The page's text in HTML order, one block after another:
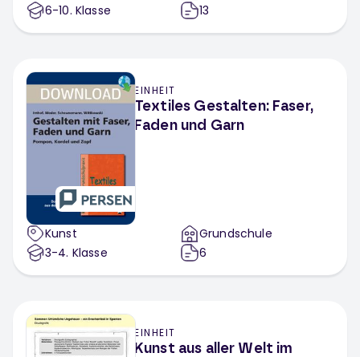
6-10. Klasse
13
EINHEIT
Textiles Gestalten: Faser,
Faden und Garn
Kunst
3-4. Klasse
Grundschule
6
EINHEIT
Kunst aus aller Welt im